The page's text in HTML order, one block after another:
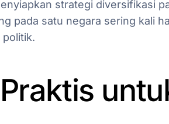
strategi diversifikasi
pada satu negara sering kali